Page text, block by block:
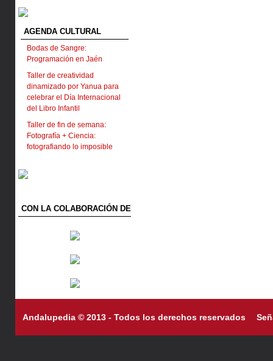
AGENDA CULTURAL
Bodas de Sangre:
Programación en Jaén
Taller de creatividad
dinamizado por Yanua para
celebrar el Día Internacional
del Libro Infantil
Taller de fin de semana:
Fotografía + Ciencia:
fotografiando lo imposible
CON LA COLABORACIÓN DE
Andalupedia © 2013 - Todos los derechos reservados